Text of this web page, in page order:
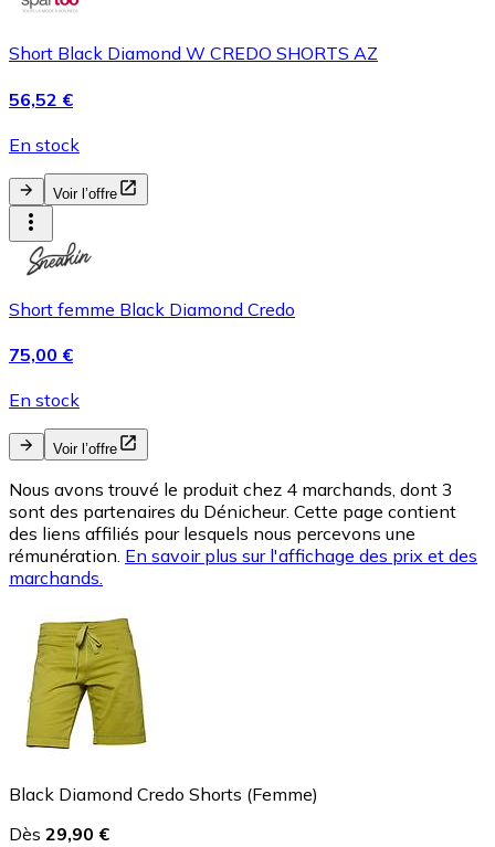
Short Black Diamond W CREDO SHORTS AZ
56,52 €
En stock
Voir l’offre
Short femme Black Diamond Credo
75,00 €
En stock
Voir l’offre
Nous avons trouvé le produit chez 4 marchands, dont 3
sont des partenaires du Dénicheur. Cette page contient
des liens affiliés pour lesquels nous percevons une
rémunération. En savoir plus sur l'affichage des prix et des
marchands.
Black Diamond Credo Shorts (Femme)
Dès 29,90 €